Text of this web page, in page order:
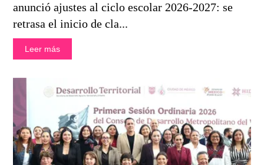
anunció ajustes al ciclo escolar 2026-2027: se
retrasa el inicio de cla...
Leer más